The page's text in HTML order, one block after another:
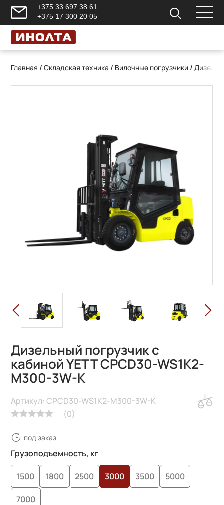
+375 33 697 38 61
+375 17 300 20 05
Главная /Складская техника / Вилочные погрузчики /
Дизельный погрузчик с
кабиной YETT CPCD30-WS1K2-
M300-3W-K
(0)
Артикул: CPCD30-WS1K2-M300-3W-K
под заказ
Грузоподъемность, кг
1500 1800 2500 3000 3500 5000
7000